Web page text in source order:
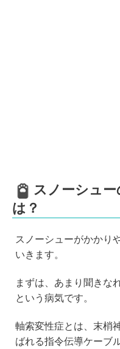
スノーシュ
は？
スノーシューがかかり
いきます。
まずは、あまり聞きな
という病気です。
軸索変性症とは、末梢
ばれる指令伝導ケーブ